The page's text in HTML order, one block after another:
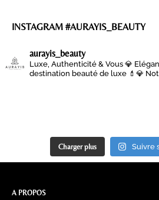
INSTAGRAM #AURAYIS_BEAUTY
aurayis_beauty
Luxe, Authenticité & Vous 💎
destination beauté de luxe 💄💎
Charger plus Suivre
A PROPOS